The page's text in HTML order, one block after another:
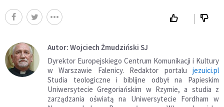
Autor: Wojciech Żmudziński SJ
Dyrektor Europejskiego Centrum Komunikacji i Kultury
w Warszawie Falenicy. Redaktor portalu jezuici.pl
Studia teologiczne i biblijne odbył na Papieskim
Uniwersytecie Gregoriańskim w Rzymie, a studia z
zarządzania oświatą na Uniwersytecie Fordham w